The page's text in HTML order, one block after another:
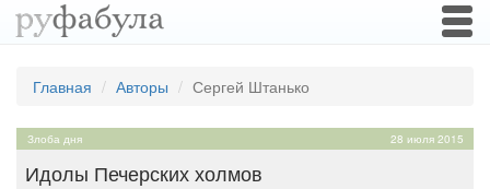
Главная Авторы Сергей Штанько
Злоба дня 28 июля 2015
Идолы Печерских холмов